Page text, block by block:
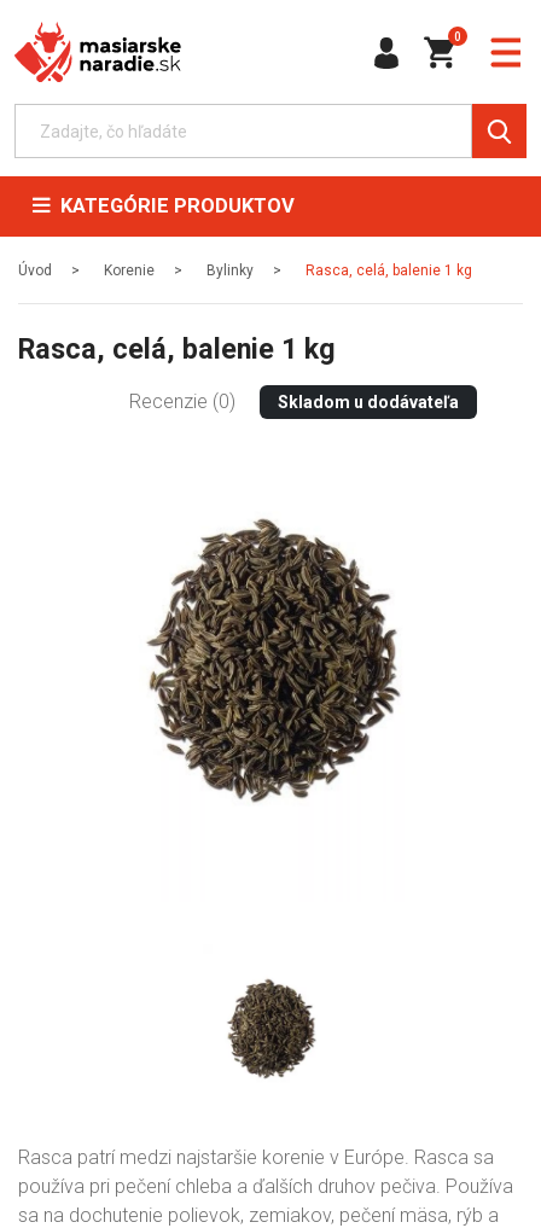
0
KATEGÓRIE PRODUKTOV
Úvod Korenie Bylinky Rasca, celá, balenie 1 kg
Rasca, celá, balenie 1 kg
Recenzie (0) Skladom u dodávateľa
Rasca patrí medzi najstaršie korenie v Európe. Rasca sa
používa pri pečení chleba a ďalších druhov pečiva. Používa
sa na dochutenie polievok, zemiakov, pečení mäsa, rýb a